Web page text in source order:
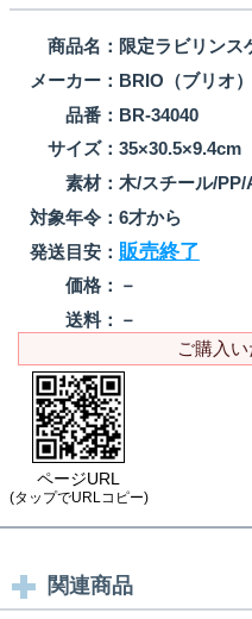
商品名： 限定ラビリンス
メーカー： BRIO（ブリオ）
品番： BR-34040
サイズ： 35×30.5×9.4cm
素材： 木/スチール/
対象年令： 6才から
発送目安： 販売終了
価格： －
送料： －
ご購入
ページURL
(タップでURLコピー)
関連商品